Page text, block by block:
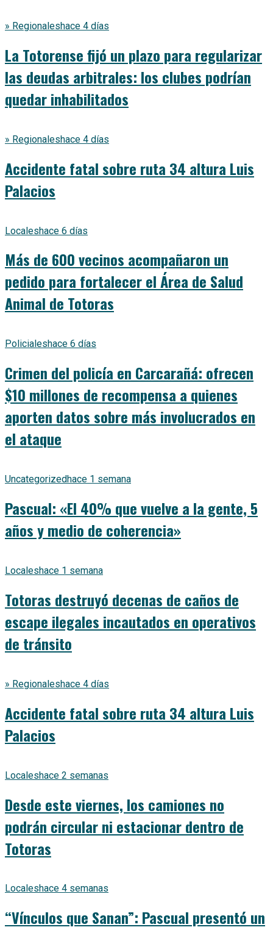
» Regionaleshace 4 días
La Totorense fijó un plazo para regularizar
las deudas arbitrales: los clubes podrían
quedar inhabilitados
» Regionaleshace 4 días
Accidente fatal sobre ruta 34 altura Luis
Palacios
Localeshace 6 días
Más de 600 vecinos acompañaron un
pedido para fortalecer el Área de Salud
Animal de Totoras
Policialeshace 6 días
Crimen del policía en Carcarañá: ofrecen
$10 millones de recompensa a quienes
aporten datos sobre más involucrados en
el ataque
Uncategorized hace 1 semana
Pascual: «El 40% que vuelve a la gente, 5
años y medio de coherencia»
Localeshace 1 semana
Totoras destruyó decenas de caños de
escape ilegales incautados en operativos
de tránsito
» Regionaleshace 4 días
Accidente fatal sobre ruta 34 altura Luis
Palacios
Localeshace 2 semanas
Desde este viernes, los camiones no
podrán circular ni estacionar dentro de
Totoras
Localeshace 4 semanas
“Vínculos que Sanan”: Pascual presentó un